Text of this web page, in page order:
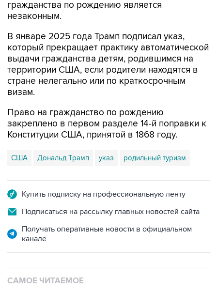
гражданства по рождению является
незаконным.
В январе 2025 года Трамп подписал указ,
который прекращает практику автоматической
выдачи гражданства детям, родившимся на
территории США, если родители находятся в
стране нелегально или по краткосрочным
визам.
Право на гражданство по рождению
закреплено в первом разделе 14-й поправки к
Конституции США, принятой в 1868 году.
США Дональд Трамп указ родильный туризм
Купить подписку на профессиональную ленту
Подписаться на рассылку главных новостей сайта
Получать оперативные новости в официальном
канале
САМОЕ ЧИТАЕМОЕ